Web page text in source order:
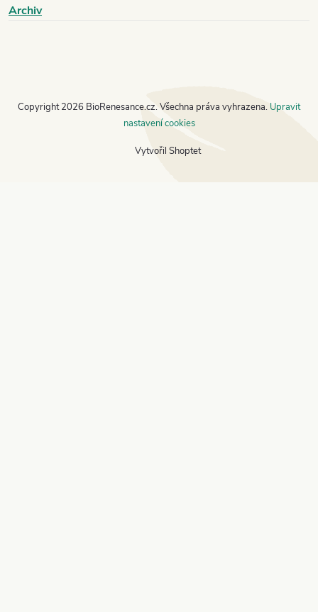
Archiv
Vytvořil Shoptet
Copyright 2026 BioRenesance.cz. Všechna práva vyhrazena. Upravit
nastavení cookies